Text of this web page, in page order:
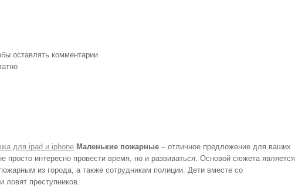
оставлять комментарии
для ipad и iphone Маленькие пожарные – отличное предложение для ваших
просто интересно провести время, но и развиваться. Основой сюжета является
из города, а также сотрудникам полиции. Дети вместе со
ловят преступников.